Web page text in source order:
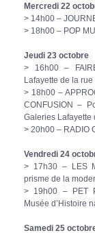
Mercredi 22
> 14h00 –
> 18h00 – POP
Jeudi 23 octobre
> 16h00 –
Lafayette de la
> 18h00 –
CONFUSION –
Galeries Lafayette
> 20h00 – RADIO
Vendredi 24
> 17h30 – LES
prisme de la
> 19h00 – PET
Musée d’Histoire
Samedi 25